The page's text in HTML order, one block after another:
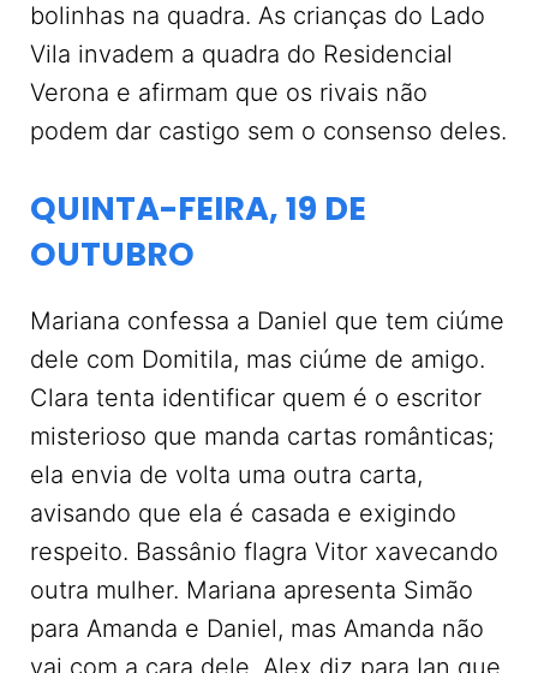
bolinhas na quadra. As crianças do Lado
Vila invadem a quadra do Residencial
Verona e afirmam que os rivais não
podem dar castigo sem o consenso deles.
QUINTA-FEIRA, 19 DE
OUTUBRO
Mariana confessa a Daniel que tem ciúme
dele com Domitila, mas ciúme de amigo.
Clara tenta identificar quem é o escritor
misterioso que manda cartas românticas;
ela envia de volta uma outra carta,
avisando que ela é casada e exigindo
respeito. Bassânio flagra Vitor xavecando
outra mulher. Mariana apresenta Simão
para Amanda e Daniel, mas Amanda não
vai com a cara dele. Alex diz para Ian que